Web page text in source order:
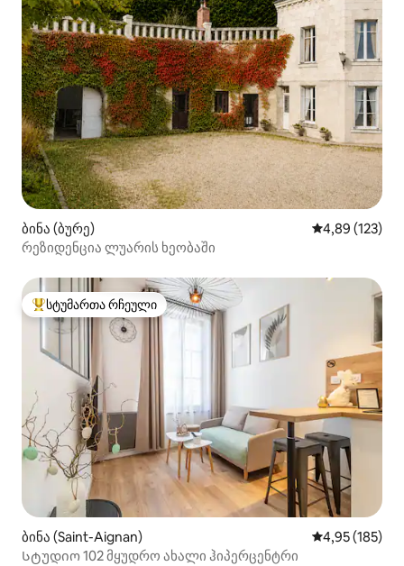
ბინა (ბურე) საშუალო
4,89 (123)
რეზიდენცია ლუარის ხეობაში
სტუმართა რჩეული მოწინავე ვარიანტი
სტუმართა რჩეული
ბინა (Saint-Aignan) საშუალო
4,95 (185)
Სტუდიო 102 მყუდრო ახალი ჰიპერცენტრი